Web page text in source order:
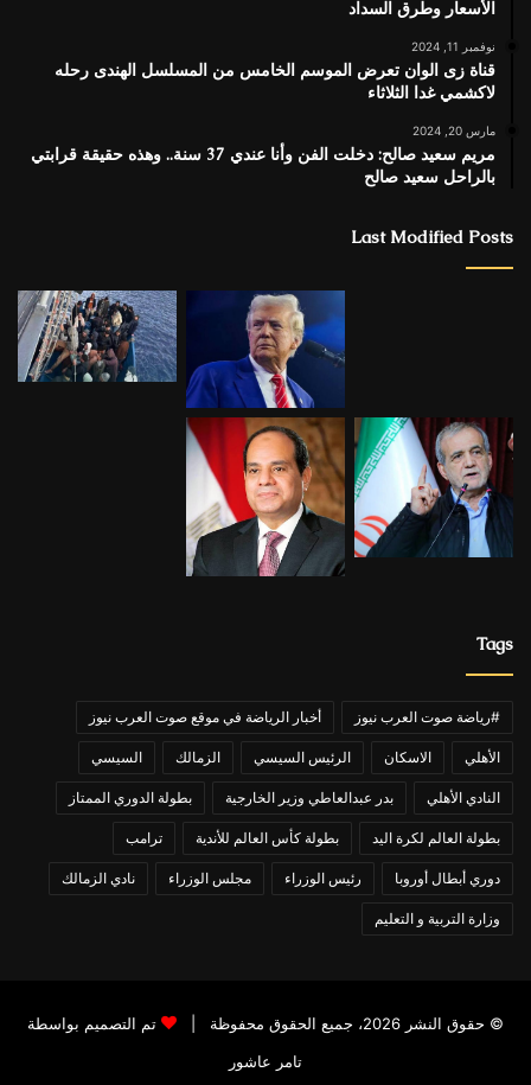
الأسعار وطرق السداد
نوفمبر 11, 2024
قناة زى الوان تعرض الموسم الخامس من المسلسل الهندى رحله
لاكشمي غدا الثلاثاء
مارس 20, 2024
مريم سعيد صالح: دخلت الفن وأنا عندي 37 سنة.. وهذه حقيقة قرابتي
بالراحل سعيد صالح
Last Modified Posts
Tags
#رياضة صوت العرب نيوز أخبار الرياضة في موقع صوت العرب نيوز
الأهلي الاسكان الرئيس السيسي الزمالك السيسي
النادي الأهلي بدر عبدالعاطي وزير الخارجية بطولة الدوري الممتاز
بطولة العالم لكرة اليد بطولة كأس العالم للأندية ترامب
دوري أبطال أوروبا رئيس الوزراء مجلس الوزراء نادي الزمالك
وزارة التربية و التعليم
© حقوق النشر 2026، جميع الحقوق محفوظة |
تم التصميم بواسطة
تامر عاشور